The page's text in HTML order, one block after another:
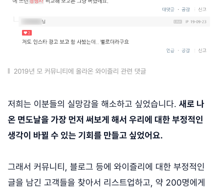
2019년 모 커뮤니티에 올라온 와이즐리 관련 댓글
저희는 이분들의 실망감을 해소하고 싶었습니다. 새로 나
온 면도날을 가장 먼저 써보게 해서 우리에 대한 부정적인
생각이 바뀔 수 있는 기회를 만들고 싶었어요.
그래서 커뮤니티, 블로그 등에 와이즐리에 대한 부정적인
글을 남긴 고객들을 찾아서 리스트업하고, 약 200명에게